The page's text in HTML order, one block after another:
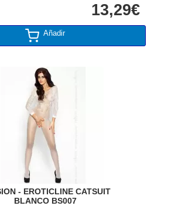
13,29€
Añadir
- EROTICLINE CATSUIT
BLANCO BS007